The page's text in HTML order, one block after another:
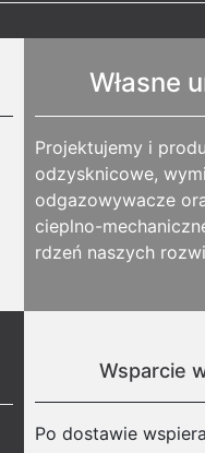
Własne
Projektujemy i
odzysknicowe,
odgazowywacze
cieplno-
rdzeń naszych
Wsparcie
Po dostawie